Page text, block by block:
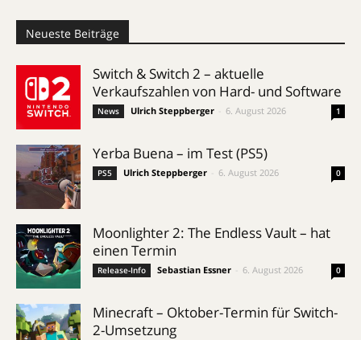
Neueste Beiträge
Switch & Switch 2 – aktuelle
Verkaufszahlen von Hard- und Software
News Ulrich Steppberger 6. August 2026 1
Yerba Buena – im Test (PS5)
PS5 Ulrich Steppberger 6. August 2026 0
Moonlighter 2: The Endless Vault – hat
einen Termin
Release-Info Sebastian Essner 6. August 2026 0
Minecraft – Oktober-Termin für Switch-
2-Umsetzung